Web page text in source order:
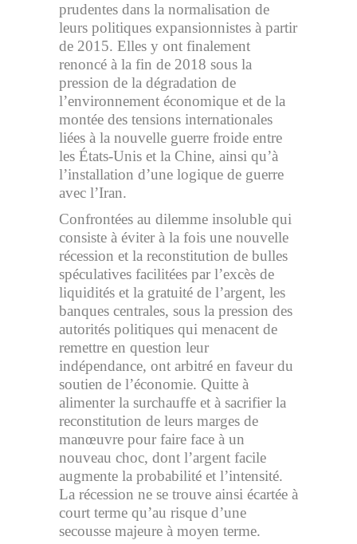
prudentes dans la normalisation de
leurs politiques expansionnistes à partir
de 2015. Elles y ont finalement
renoncé à la fin de 2018 sous la
pression de la dégradation de
l’environnement économique et de la
montée des tensions internationales
liées à la nouvelle guerre froide entre
les États-Unis et la Chine, ainsi qu’à
l’installation d’une logique de guerre
avec l’Iran.
Confrontées au dilemme insoluble qui
consiste à éviter à la fois une nouvelle
récession et la reconstitution de bulles
spéculatives facilitées par l’excès de
liquidités et la gratuité de l’argent, les
banques centrales, sous la pression des
autorités politiques qui menacent de
remettre en question leur
indépendance, ont arbitré en faveur du
soutien de l’économie. Quitte à
alimenter la surchauffe et à sacrifier la
reconstitution de leurs marges de
manœuvre pour faire face à un
nouveau choc, dont l’argent facile
augmente la probabilité et l’intensité.
La récession ne se trouve ainsi écartée à
court terme qu’au risque d’une
secousse majeure à moyen terme.